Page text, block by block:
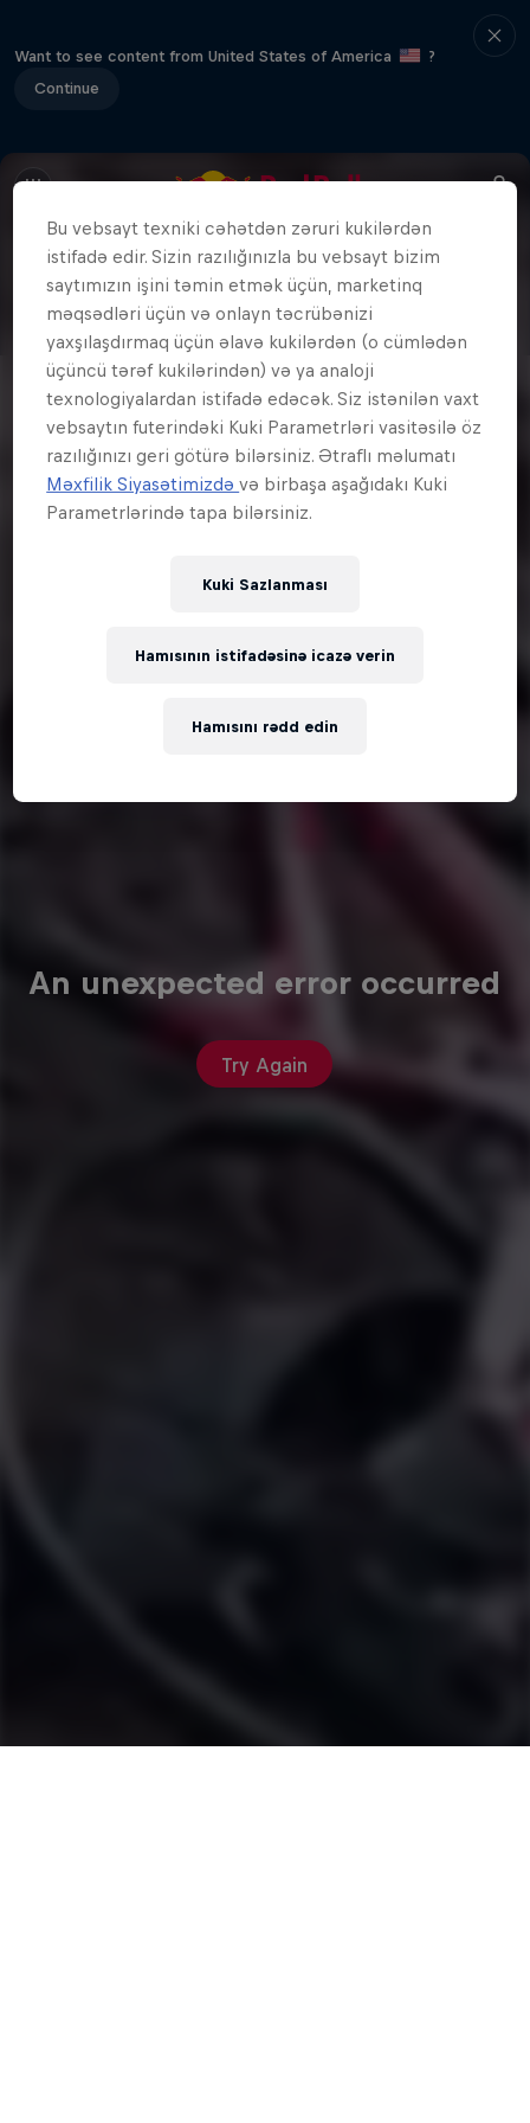
Want to see content from United States of America
?
Continue
An unexpected error occurred
Try Again
Bu vebsayt texniki cəhətdən zəruri kukilərdən
istifadə edir. Sizin razılığınızla bu vebsayt bizim
saytımızın işini təmin etmək üçün, marketinq
məqsədləri üçün və onlayn təcrübənizi
yaxşılaşdırmaq üçün əlavə kukilərdən (o cümlədən
üçüncü tərəf kukilərindən) və ya analoji
texnologiyalardan istifadə edəcək. Siz istənilən vaxt
vebsaytın futerindəki Kuki Parametrləri vasitəsilə öz
razılığınızı geri götürə bilərsiniz. Ətraflı məlumatı
Məxfilik Siyasətimizdəvə birbaşa aşağıdakı Kuki
Parametrlərində tapa bilərsiniz.
Kuki Sazlanması
Hamısını rədd edin
Hamısının istifadəsinə icazə verin